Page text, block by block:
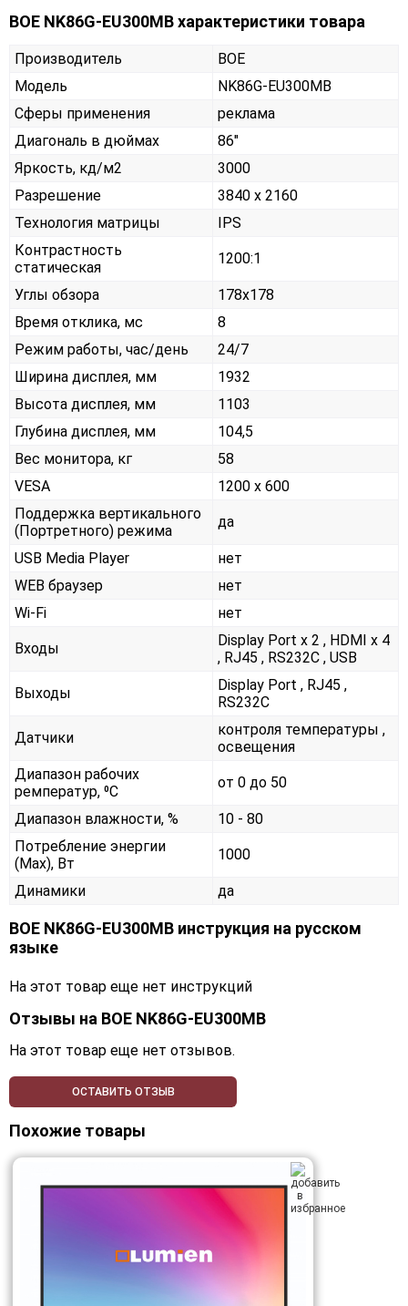
BOE NK86G-EU300MB характеристики товара
Производитель
BOE
Модель
NK86G-EU300MB
Сферы применения
реклама
Диагональ в дюймах
86"
Яркость, кд/м2
3000
Разрешение
3840 x 2160
Технология матрицы
IPS
Контрастность
статическая
1200:1
Углы обзора
178x178
Время отклика, мс
8
Режим работы, час/день
24/7
Ширина дисплея, мм
1932
Высота дисплея, мм
1103
Глубина дисплея, мм
104,5
Вес монитора, кг
58
VESA
1200 х 600
Поддержка вертикального
(Портретного) режима
да
USB Media Player
нет
WEB браузер
нет
Wi-Fi
нет
Входы
Display Port x 2 , HDMI x 4
, RJ45 , RS232С , USB
Выходы
Display Port , RJ45 ,
RS232С
Датчики
контроля температуры ,
освещения
Диапазон рабочих
ремператур, ⁰С
от 0 до 50
Диапазон влажности, %
10 - 80
Потребление энергии
(Max), Вт
1000
Динамики да
BOE NK86G-EU300MB инструкция на русском
языке
На этот товар еще нет инструкций
Отзывы на BOE NK86G-EU300MB
На этот товар еще нет отзывов.
ОСТАВИТЬ ОТЗЫВ
Похожие товары